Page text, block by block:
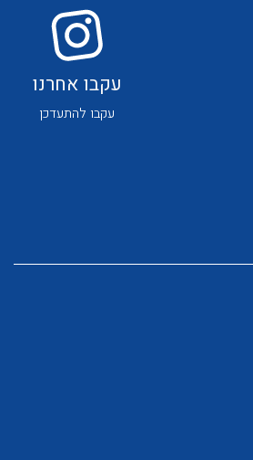
לכל מוצרי היצרן
עקבו אחרנו
עקבו להתעדכן